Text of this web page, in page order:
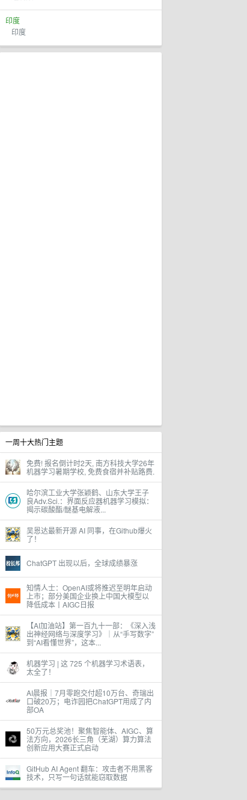
印度
印度
一周十大热门主题
免费! 报名倒计时2天, 南方科技大学26年
机器学习暑期学校, 免费食宿并补贴路费.
哈尔滨工业大学张颖鹤、山东大学王子
良Adv.Sci.：界面反应器机器学习模拟：
揭示碳酸酯/醚基电解液...
吴恩达最新开源 AI 同事，在Github爆火
了！
ChatGPT 出现以后，全球成绩暴涨
知情人士：OpenAI或将推迟至明年启动
上市；部分美国企业换上中国大模型以
降低成本丨AIGC日报
【AI加油站】第一百九十一部：《深入浅
出神经网络与深度学习》｜从“手写数字”
到“AI看懂世界”，这本...
机器学习 | 这 725 个机器学习术语表，
太全了！
AI晨报｜7月零跑交付超10万台、奇瑞出
口破20万；电诈园把ChatGPT用成了内
部OA
50万元总奖池！聚焦智能体、AIGC、算
法方向，2026长三角（芜湖）算力算法
创新应用大赛正式启动
GitHub AI Agent 翻车：攻击者不用黑客
技术，只写一句话就能窃取数据